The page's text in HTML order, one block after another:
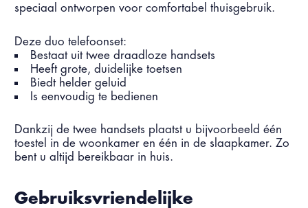
speciaal ontworpen voor comfortabel thuisgebruik.
Deze duo telefoonset:
Bestaat uit twee draadloze handsets
Heeft grote, duidelijke toetsen
Biedt helder geluid
Is eenvoudig te bedienen
Dankzij de twee handsets plaatst u bijvoorbeeld één
toestel in de woonkamer en één in de slaapkamer. Zo
bent u altijd bereikbaar in huis.
Gebruiksvriendelijke